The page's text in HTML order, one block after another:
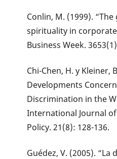
Conlin, M. (1999).
spirituality in
Business Week.
Chi-Chen, H. y Kleiner,
Developments
Discrimination in the
International Journal
Policy. 21(8): 128-136.
Guédez, V. (2005). “La